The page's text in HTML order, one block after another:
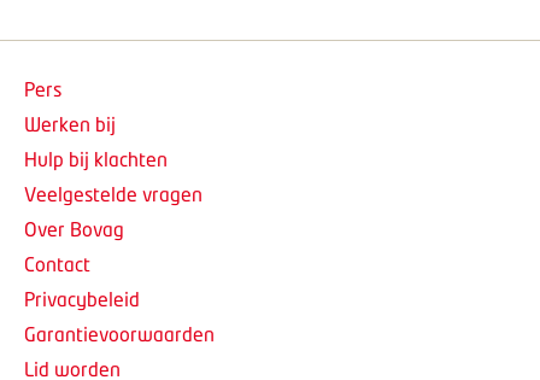
Pers
Werken bij
Hulp bij klachten
Veelgestelde vragen
Over Bovag
Contact
Privacybeleid
Garantievoorwaarden
Lid worden